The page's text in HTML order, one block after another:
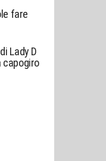
fare
Lady D
capogiro